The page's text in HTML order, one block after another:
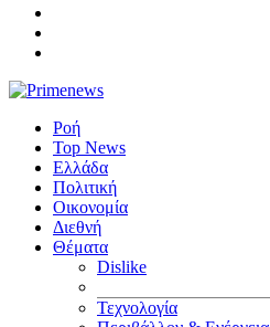
Ροή
Top News
Ελλάδα
Πολιτική
Οικονομία
Διεθνή
Θέματα
Dislike
Τεχνολογία